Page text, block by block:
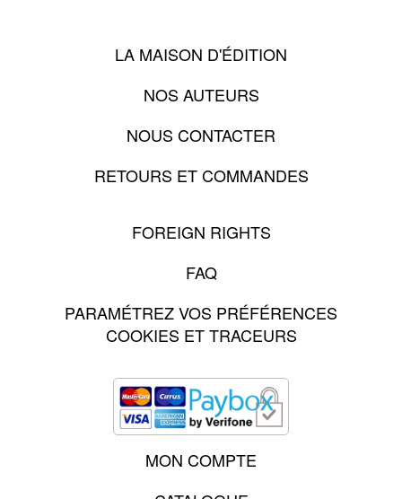
LA MAISON D'ÉDITION
NOS AUTEURS
NOUS CONTACTER
RETOURS ET COMMANDES
FOREIGN RIGHTS
FAQ
PARAMÉTREZ VOS PRÉFÉRENCES
COOKIES ET TRACEURS
MON COMPTE